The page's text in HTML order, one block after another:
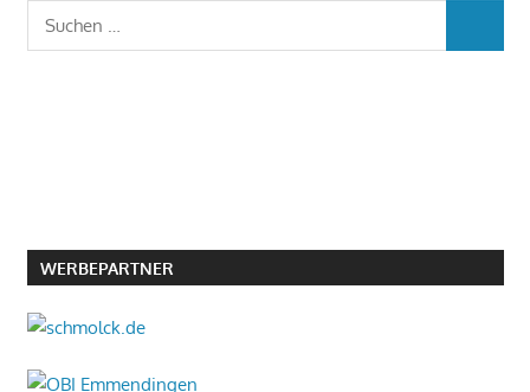
Suchen
nach:
WERBEPARTNER